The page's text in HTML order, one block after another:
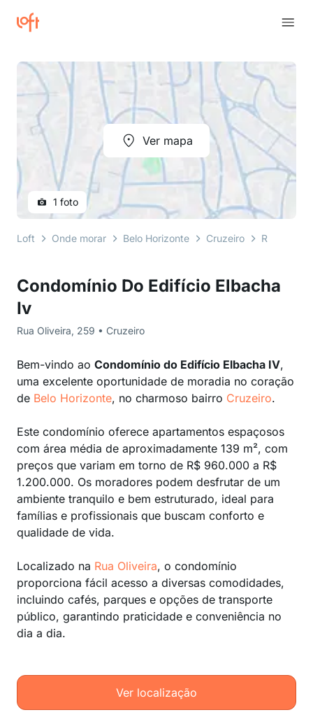
Condomínio Do Edifício Elbacha
Iv
Rua Oliveira, 259 • Cruzeiro
Bem-vindo ao Condomínio do Edifício Elbacha IV,
uma excelente oportunidade de moradia no coração
de Belo Horizonte, no charmoso bairro Cruzeiro.
Este condomínio oferece apartamentos espaçosos
com área média de aproximadamente 139 m², com
preços que variam em torno de R$ 960.000 a R$
1.200.000. Os moradores podem desfrutar de um
ambiente tranquilo e bem estruturado, ideal para
famílias e profissionais que buscam conforto e
qualidade de vida.
Localizado na Rua Oliveira, o condomínio
proporciona fácil acesso a diversas comodidades,
incluindo cafés, parques e opções de transporte
público, garantindo praticidade e conveniência no
dia a dia.
Ver localização
Ver mapa
1 foto
Loft Onde morar Belo Horizonte Cruzeiro Rua